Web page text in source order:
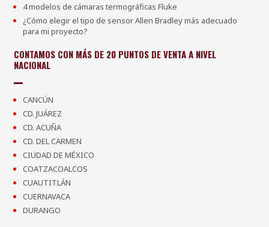
4 modelos de cámaras termográficas Fluke
¿Cómo elegir el tipo de sensor Allen Bradley más adecuado
para mi proyecto?
CONTAMOS CON MÁS DE 20 PUNTOS DE VENTA A NIVEL
NACIONAL
CANCÚN
CD. JUÁREZ
CD. ACUÑA
CD. DEL CARMEN
CIUDAD DE MÉXICO
COATZACOALCOS
CUAUTITLÁN
CUERNAVACA
DURANGO